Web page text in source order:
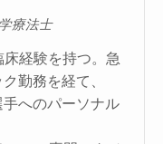
療法士
経験を持つ。急
勤務を経て、
へのパーソナル